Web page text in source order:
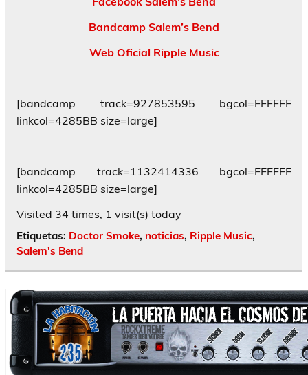
Bandcamp Salem’s Bend
Web Oficial Ripple Music
[bandcamp track=927853595 bgcol=FFFFFF
linkcol=4285BB size=large]
[bandcamp track=1132414336 bgcol=FFFFFF
linkcol=4285BB size=large]
Visited 34 times, 1 visit(s) today
Etiquetas: Doctor Smoke, noticias, Ripple Music,
Salem's Bend